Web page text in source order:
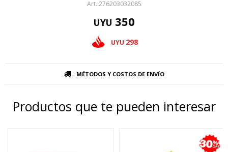
276203032085
UYU 350
UYU 298
MÉTODOS Y COSTOS DE ENVÍO
Productos que te pueden interesar